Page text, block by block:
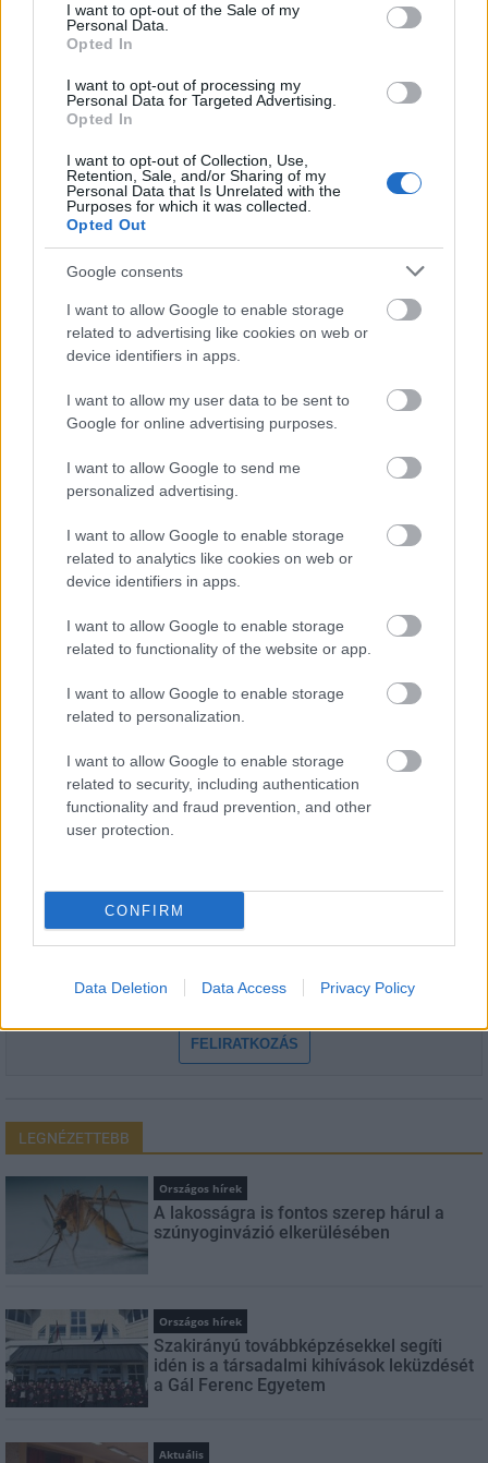
I want to opt-out of the Sale of my
Personal Data.
Opted In
I want to opt-out of processing my
Personal Data for Targeted Advertising.
Opted In
I want to opt-out of Collection, Use,
Retention, Sale, and/or Sharing of my
Personal Data that Is Unrelated with the
Purposes for which it was collected.
Opted Out
Google consents
I want to allow Google to enable storage
related to advertising like cookies on web or
device identifiers in apps.
I want to allow my user data to be sent to
Google for online advertising purposes.
I want to allow Google to send me
personalized advertising.
I want to allow Google to enable storage
related to analytics like cookies on web or
device identifiers in apps.
I want to allow Google to enable storage
related to functionality of the website or app.
I want to allow Google to enable storage
related to personalization.
I want to allow Google to enable storage
related to security, including authentication
functionality and fraud prevention, and other
user protection.
CONFIRM
Data Deletion Data Access Privacy Policy
Épkar Zrt. Aktív Kft.
csata ötszázadik évfordulójára
Új kápolna, kiállítótér épült a mohácsi csata emlékhelyén. A
befejezéshez. Új parkolóház létesül, megújul a városháza és a
Széchenyi tér is.
Franciaország villamosenergia-
Még több zöld, még több virág és új
terén
Fából épül Budakeszi új óvodája
termeléssel tehermentesíti a
villamosenergia-rendszert a STRABAG
Feliratkozom a hírlevélre és elfogadom az
adatvédelmi
FELIRATKOZÁS
LEGNÉZETTEBB
Országos hírek
A lakosságra is fontos szerep hárul a
szúnyoginvázió elkerülésében
Országos hírek
Szakirányú továbbképzésekkel segíti
idén is a társadalmi kihívások leküzdését
a Gál Ferenc Egyetem
Aktuális